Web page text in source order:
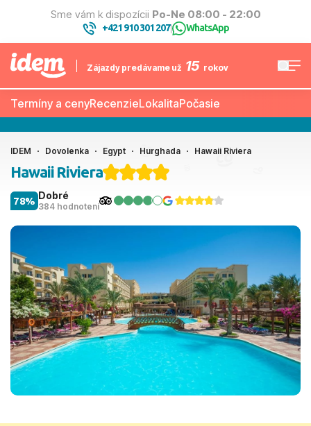
Sme vám k dispozícii Po-Ne 08:00 - 22:00
+421 910 301 207| WhatsApp
Zájazdy predávame už 15 rokov
Termíny a cenyRecenzieLokalitaPočasie
IDEM Dovolenka Egypt Hurghada Hawaii Riviera
Hawaii Riviera
Dobré
384 hodnotení
78%